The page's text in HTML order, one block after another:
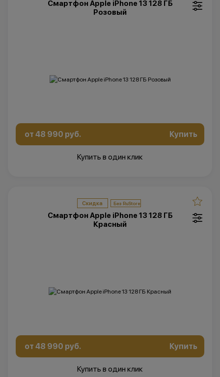
Смартфон Apple iPhone 13 128 ГБ
Розовый
от 48 990 руб. Купить
Купить в один клик
Скидка
Смартфон Apple iPhone 13 128 ГБ
Красный
от 48 990 руб. Купить
Купить в один клик